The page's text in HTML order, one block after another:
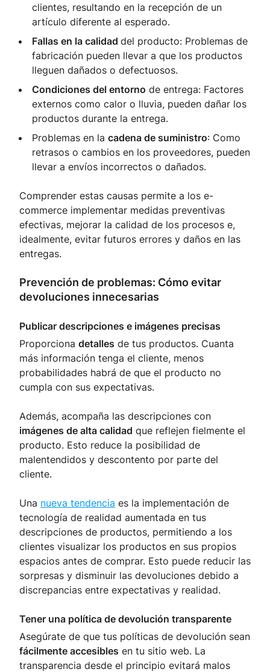
clientes, resultando en la recepción de un
artículo diferente al esperado.
Fallas en la calidad del producto: Problemas de
fabricación pueden llevar a que los productos
lleguen dañados o defectuosos.
Condiciones del entorno de entrega: Factores
externos como calor o lluvia, pueden dañar los
productos durante la entrega.
Problemas en la cadena de suministro: Como
retrasos o cambios en los proveedores, pueden
llevar a envíos incorrectos o dañados.
Comprender estas causas permite a los e-
commerce implementar medidas preventivas
efectivas, mejorar la calidad de los procesos e,
idealmente, evitar futuros errores y daños en las
entregas.
Prevención de problemas: Cómo evitar
devoluciones innecesarias
Publicar descripciones e imágenes precisas
Proporciona detalles de tus productos. Cuanta
más información tenga el cliente, menos
probabilidades habrá de que el producto no
cumpla con sus expectativas.
Además, acompaña las descripciones con
imágenes de alta calidad que reflejen fielmente el
producto. Esto reduce la posibilidad de
malentendidos y descontento por parte del
cliente.
Una nueva tendencia es la implementación de
tecnología de realidad aumentada en tus
descripciones de productos, permitiendo a los
clientes visualizar los productos en sus propios
espacios antes de comprar. Esto puede reducir las
sorpresas y disminuir las devoluciones debido a
discrepancias entre expectativas y realidad.
Tener una política de devolución transparente
Asegúrate de que tus políticas de devolución sean
fácilmente accesibles en tu sitio web. La
transparencia desde el principio evitará malos